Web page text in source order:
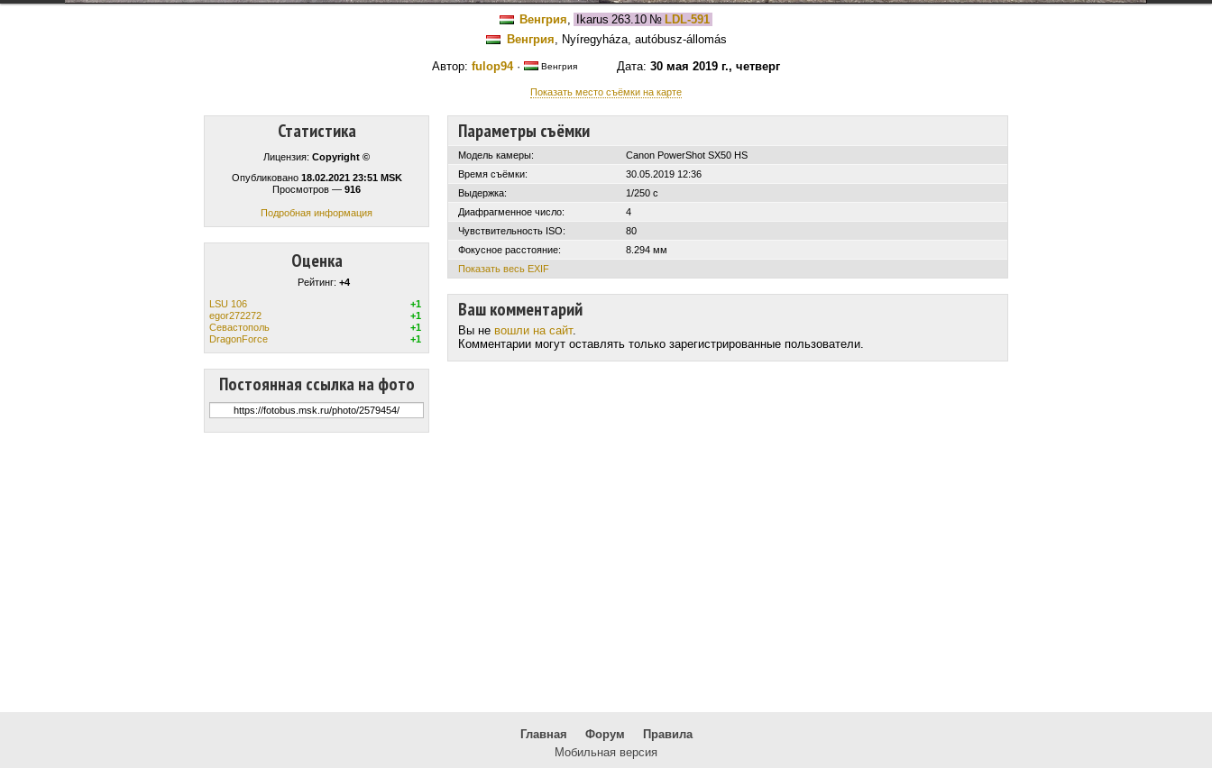
Венгрия, Ikarus 263.10 № LDL-591
Венгрия, Nyíregyháza, autóbusz-állomás
Автор: fulop94· Венгрия Дата: 30 мая 2019 г., четверг
Показать место съёмки на карте
Статистика
Лицензия: Copyright ©
Опубликовано 18.02.2021 23:51 MSK
Просмотров — 916
Подробная информация
Оценка
Рейтинг: +4
LSU 106
+1
egor272272
+1
Севастополь
+1
DragonForce
+1
Постоянная ссылка на фото
Параметры съёмки
Модель камеры:
Canon PowerShot SX50 HS
Время съёмки:
30.05.2019 12:36
Выдержка:
1/250 с
Диафрагменное число:
4
Чувствительность ISO:
80
Фокусное расстояние:
8.294 мм
Показать весь EXIF
Ваш комментарий
Вы не вошли на сайт.
Комментарии могут оставлять только зарегистрированные пользователи.
Главная Форум
Правила
Мобильная версия